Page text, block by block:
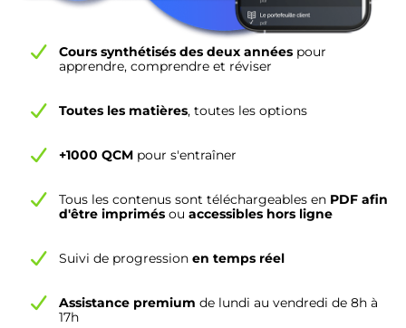
Cours synthétisés des deux années pour
apprendre, comprendre et réviser
Toutes les matières, toutes les options
+1000 QCM pour s'entraîner
Tous les contenus sont téléchargeables en PDF afin
d'être imprimés ou accessibles hors ligne
Suivi de progression en temps réel
Assistance premium de lundi au vendredi de 8h à
17h